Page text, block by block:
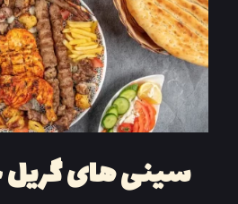
سینی های